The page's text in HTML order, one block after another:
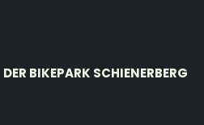
DER BIKEPARK SCHIENERBERG